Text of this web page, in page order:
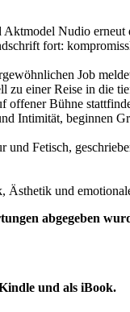
Nudio
fort:
Job
einer Reise in die
Bühne
Intimität, beginnen
Fetisch,
und
abgegeben
und als iBook.